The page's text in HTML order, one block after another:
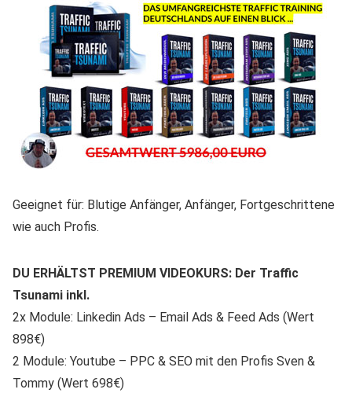
Geeignet für: Blutige Anfänger, Anfänger, Fortgeschrittene
wie auch Profis.
DU ERHÄLTST PREMIUM VIDEOKURS: Der Traffic
Tsunami inkl.
2x Module: Linkedin Ads – Email Ads & Feed Ads (Wert
898€)
2 Module: Youtube – PPC & SEO mit den Profis Sven &
Tommy (Wert 698€)